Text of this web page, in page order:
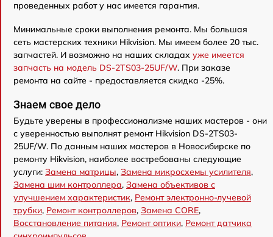
проведенных работ у нас имеется гарантия.
Минимальные сроки выполнения ремонта. Мы большая
сеть мастерских техники Hikvision. Мы имеем более 20 тыс.
запчастей. И возможно на наших складах уже имеется
запчасть на модель DS-2TS03-25UF/W. При заказе
ремонта на сайте - предоставляется скидка -25%.
Знаем свое дело
Будьте уверены в профессионализме наших мастеров - они
с уверенностью выполнят ремонт Hikvision DS-2TS03-
25UF/W. По данным наших мастеров в Новосибирске по
ремонту Hikvision, наиболее востребованы следующие
услуги: Замена матрицы, Замена микросхемы усилителя,
Замена шим контроллера, Замена объективов с
улучшением характеристик, Ремонт электронно-лучевой
трубки, Ремонт контроллеров, Замена CORE,
Восстановление питания, Ремонт оптики, Ремонт датчика